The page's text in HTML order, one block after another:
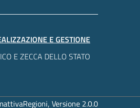
E GESTIONE
E ZECCA DELLO STATO
Versione 2.0.0